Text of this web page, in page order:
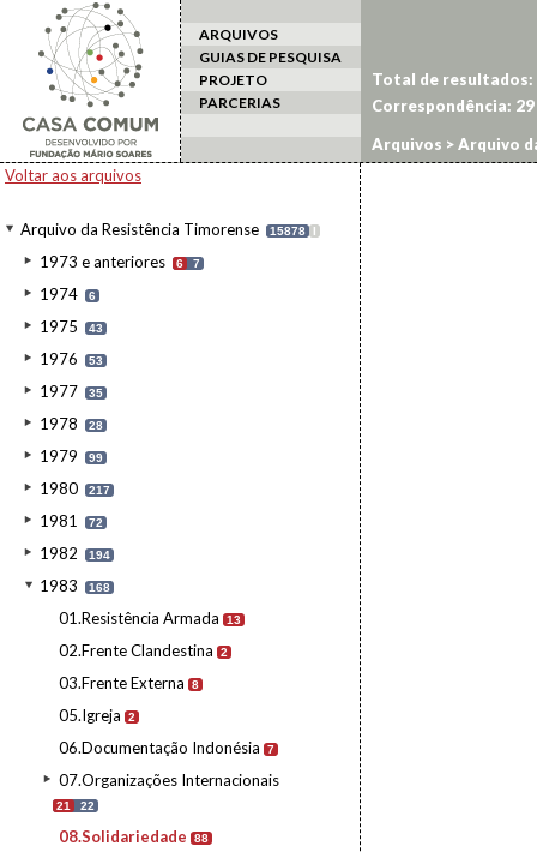
ARQUIVOS
GUIAS DE PESQUISA
PROJETO
PARCERIAS
Voltar aos arquivos
Arquivo da Resistência Timorense 15878 I
1973 e anteriores 6 7
1974 6
1975 43
1976 53
1977 35
1978 28
1979 99
1980 217
1981 72
1982 194
1983 168
01.Resistência Armada 13
02.Frente Clandestina 2
03.Frente Externa 8
05.Igreja 2
06.Documentação Indonésia 7
07.Organizações Internacionais
21 22
08.Solidariedade 88
Total de resultados:
Correspondência: 29
Arquivos >Arquivo